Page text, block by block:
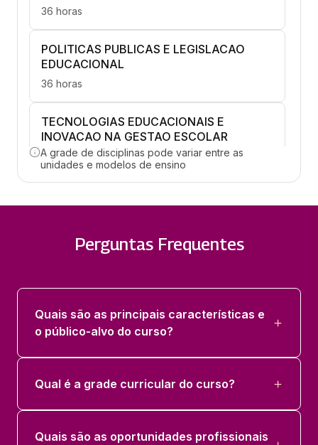
36 horas
POLITICAS PUBLICAS E LEGISLACAO
EDUCACIONAL
36 horas
TECNOLOGIAS EDUCACIONAIS E
INOVACAO NA GESTAO ESCOLAR
36 horas
DA QUALIDADE
COORDENACAO PEDAGOGICA E
DESENVOLVIMENTO CURRICULAR
GESTAO DA DIVERSIDADE E INCLUSAO
A grade de disciplinas pode variar entre as
unidades e modelos de ensino
Perguntas Frequentes
Quais são as principais características e
o público-alvo do curso?
Qual é a grade curricular do curso?
Quais são as oportunidades profissionais